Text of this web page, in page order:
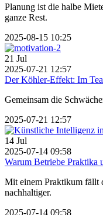
Planung ist die halbe
ganze Rest.
2025-08-15 10:25
21 Jul
2025-07-21 12:57
Der Köhler-Effekt: Im
Gemeinsam die
2025-07-21 12:57
14 Jul
2025-07-14 09:58
Warum Betriebe Praktika
Mit einem Praktikum fällt
nachhaltiger.
2025-07-14 09:58